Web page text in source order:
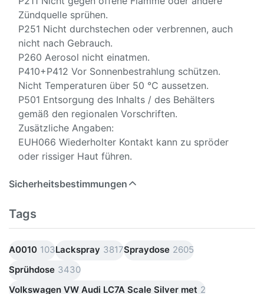
Zündquelle sprühen.
P251 Nicht durchstechen oder verbrennen, auch
nicht nach Gebrauch.
P260 Aerosol nicht einatmen.
P410+P412 Vor Sonnenbestrahlung schützen.
Nicht Temperaturen über 50 °C aussetzen.
P501 Entsorgung des Inhalts / des Behälters
gemäß den regionalen Vorschriften.
Zusätzliche Angaben:
EUH066 Wiederholter Kontakt kann zu spröder
oder rissiger Haut führen.
Sicherheitsbestimmungen
Tags
A0010 103Lackspray 3817Spraydose 2605
Sprühdose 3430
Volkswagen VW Audi LC7A Scale Silver met 2